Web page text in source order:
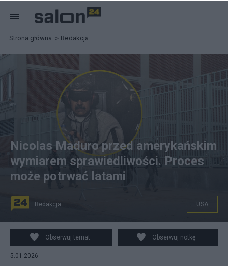
Strona główna Redakcja
na zdjęciu: Nicolas Maduro schwytany przez USA. W tle
- areszt na Brooklynie, USA. fot. PAP
Nicolas Maduro przed amerykańskim
wymiarem sprawiedliwości. Proces
może potrwać latami
Redakcja USA
Obserwuj temat Obserwuj notkę
5.01.2026